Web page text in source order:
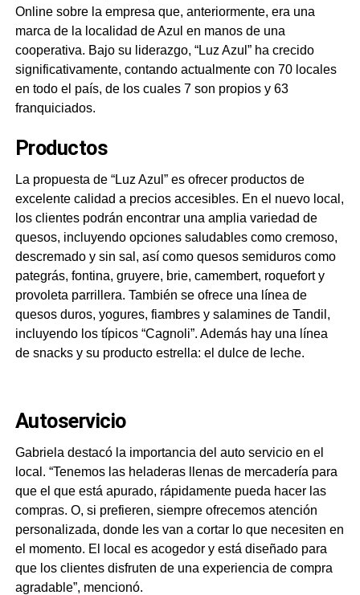
Online sobre la empresa que, anteriormente, era una
marca de la localidad de Azul en manos de una
cooperativa. Bajo su liderazgo, “Luz Azul” ha crecido
significativamente, contando actualmente con 70 locales
en todo el país, de los cuales 7 son propios y 63
franquiciados.
Productos
La propuesta de “Luz Azul” es ofrecer productos de
excelente calidad a precios accesibles. En el nuevo local,
los clientes podrán encontrar una amplia variedad de
quesos, incluyendo opciones saludables como cremoso,
descremado y sin sal, así como quesos semiduros como
pategrás, fontina, gruyere, brie, camembert, roquefort y
provoleta parrillera. También se ofrece una línea de
quesos duros, yogures, fiambres y salamines de Tandil,
incluyendo los típicos “Cagnoli”. Además hay una línea
de snacks y su producto estrella: el dulce de leche.
Autoservicio
Gabriela destacó la importancia del auto servicio en el
local. “Tenemos las heladeras llenas de mercadería para
que el que está apurado, rápidamente pueda hacer las
compras. O, si prefieren, siempre ofrecemos atención
personalizada, donde les van a cortar lo que necesiten en
el momento. El local es acogedor y está diseñado para
que los clientes disfruten de una experiencia de compra
agradable”, mencionó.